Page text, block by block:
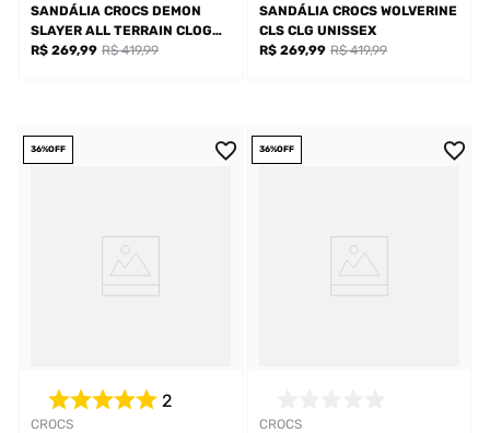
SANDÁLIA CROCS DEMON
SLAYER ALL TERRAIN CLOG
INFANTIL
R$ 269,99 R$ 419,99
SANDÁLIA CROCS WOLVERINE
CLS CLG UNISSEX
R$ 269,99 R$ 419,99
36%OFF
CROCS
2
36%OFF
CROCS